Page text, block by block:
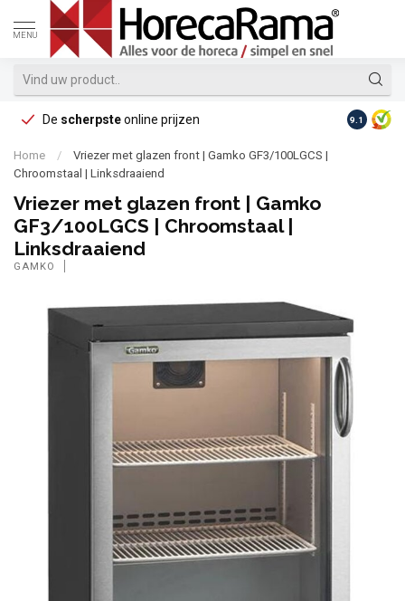
MENU
De scherpsteonline prijzen Op
9.1
Home /
Vriezer met glazen front | Gamko GF3/100LGCS |
Chroomstaal | Linksdraaiend
Vriezer met glazen front | Gamko
GF3/100LGCS | Chroomstaal |
Linksdraaiend
GAMKO